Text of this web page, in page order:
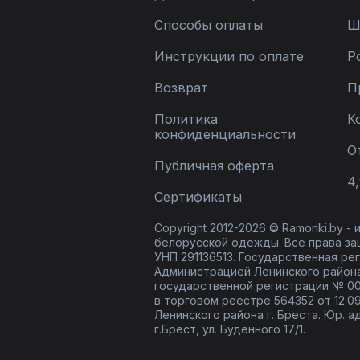
Dolce Forma
Domna11
ENZA2
ERTANNO
Edibor
Elady5
Erika27
FLAIM26
Faufilure9
Felice Woman1
Femme & Devur82
Fita12
Fortuna. Шан-Жан7
Friends10
GRATTO1
Gamma Gracia
Способы оплаты
Инструкции по оплате
Возврат
Политика
конфиденциальности
Публичная оферта
Сертификаты
Copyright 2012-2026 © Ramonki.by -
белорусской одежды. Все права
УНП 291136513. Государственная
Администрацией Ленинского
государственной регистрации №
в торговом реестре 564352 от
Ленинского района г. Бреста. Юр.
г.Брест, ул. Буденного 17/1.